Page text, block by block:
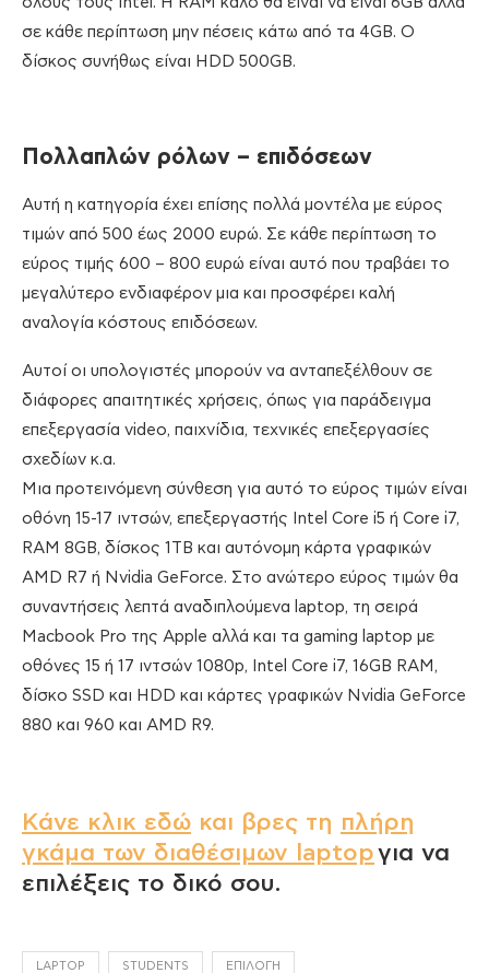
σε κάθε περίπτωση μην πέσεις κάτω από τα 4GB. O
δίσκος συνήθως είναι HDD 500GB.
Πολλαπλών ρόλων – επιδόσεων
Αυτή η κατηγορία έχει επίσης πολλά μοντέλα με εύρος
τιμών από 500 έως 2000 ευρώ. Σε κάθε περίπτωση το
εύρος τιμής 600 – 800 ευρώ είναι αυτό που τραβάει το
μεγαλύτερο ενδιαφέρον μια και προσφέρει καλή
αναλογία κόστους επιδόσεων.
Αυτοί οι υπολογιστές μπορούν να ανταπεξέλθουν σε
διάφορες απαιτητικές χρήσεις, όπως για παράδειγμα
επεξεργασία video, παιχνίδια, τεχνικές επεξεργασίες
σχεδίων κ.α.
Μια προτεινόμενη σύνθεση για αυτό το εύρος τιμών είναι
οθόνη 15-17 ιντσών, επεξεργαστής Intel Core i5 ή Core i7,
RAM 8GB, δίσκος 1TB και αυτόνομη κάρτα γραφικών
AMD R7 ή Nvidia GeForce. Στο ανώτερο εύρος τιμών θα
συναντήσεις λεπτά αναδιπλούμενα laptop, τη σειρά
Macbook Pro της Apple αλλά και τα gaming laptop με
οθόνες 15 ή 17 ιντσών 1080p, Intel Core i7, 16GB RAM,
δίσκο SSD και HDD και κάρτες γραφικών Nvidia GeForce
880 και 960 και AMD R9.
Κάνε κλικ εδώ και βρες τη πλήρη
γκάμα των διαθέσιμων laptopγια να
επιλέξεις το δικό σου.
LAPTOP STUDENTS ΕΠΙΛΟΓΉ